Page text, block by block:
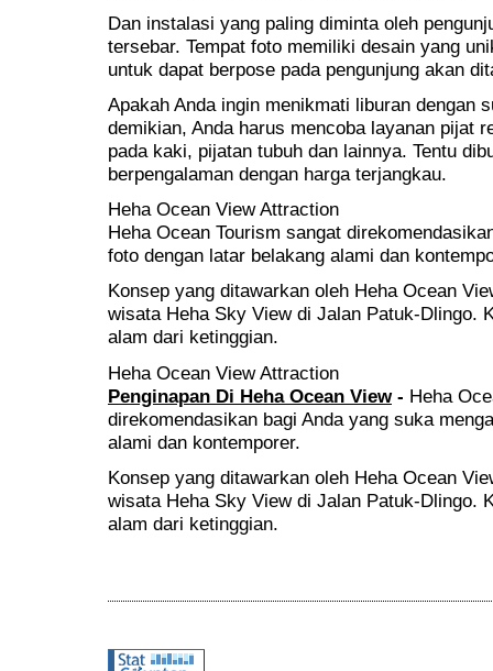
Dan instalasi yang paling diminta oleh
tersebar. Tempat foto memiliki desain yang
untuk dapat berpose pada pengunjung akan
Apakah Anda ingin menikmati liburan dengan
demikian, Anda harus mencoba layanan pijat
pada kaki, pijatan tubuh dan lainnya. Tentu
berpengalaman dengan harga terjangkau.
Heha Ocean View Attraction
Heha Ocean Tourism sangat
foto dengan latar belakang alami dan
Konsep yang ditawarkan oleh Heha Ocean
wisata Heha Sky View di Jalan Patuk-Dlingo.
alam dari ketinggian.
Heha Ocean View Attraction
Penginapan Di Heha Ocean View- Heha
direkomendasikan bagi Anda yang suka
alami dan kontemporer.
Konsep yang ditawarkan oleh Heha Ocean
wisata Heha Sky View di Jalan Patuk-Dlingo.
alam dari ketinggian.